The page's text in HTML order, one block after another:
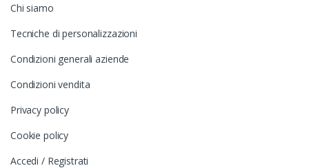
Chi siamo
Tecniche di personalizzazioni
Condizioni generali aziende
Condizioni vendita
Privacy policy
Cookie policy
Accedi / Registrati